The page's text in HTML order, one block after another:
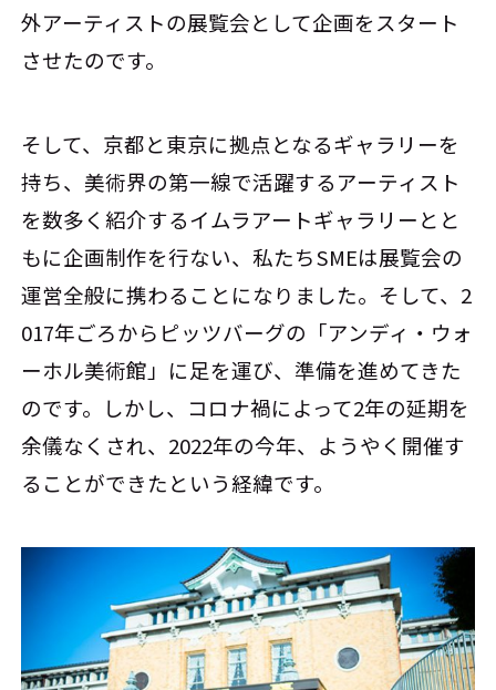
外アーティストの展覧会として企画をスタート
させたのです。
そして、京都と東京に拠点となるギャラリーを
持ち、美術界の第一線で活躍するアーティスト
を数多く紹介するイムラアートギャラリーとと
もに企画制作を行ない、私たちSMEは展覧会の
運営全般に携わることになりました。そして、2
017年ごろからピッツバーグの「アンディ・ウォ
ーホル美術館」に足を運び、準備を進めてきた
のです。しかし、コロナ禍によって2年の延期を
余儀なくされ、2022年の今年、ようやく開催す
ることができたという経緯です。